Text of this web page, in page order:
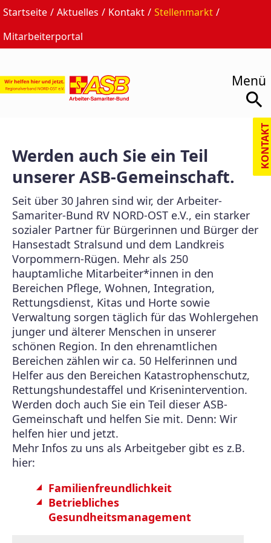
Startseite Aktuelles Kontakt
Stellenmarkt
Mitarbeiterportal
Werden auch Sie ein Teil
unserer ASB-Gemeinschaft.
Seit über 30 Jahren sind wir, der Arbeiter-
Samariter-Bund RV NORD-OST e.V., ein starker
sozialer Partner für Bürgerinnen und Bürger der
Hansestadt Stralsund und dem Landkreis
Vorpommern-Rügen. Mehr als 250
hauptamliche Mitarbeiter*innen in den
Bereichen Pflege, Wohnen, Integration,
Rettungsdienst, Kitas und Horte sowie
Verwaltung sorgen täglich für das Wohlergehen
junger und älterer Menschen in unserer
schönen Region. In den ehrenamtlichen
Bereichen zählen wir ca. 50 Helferinnen und
Helfer aus den Bereichen Katastrophenschutz,
Rettungshundestaffel und Krisenintervention.
Werden doch auch Sie ein Teil dieser ASB-
Gemeinschaft und helfen Sie mit. Denn: Wir
helfen hier und jetzt.
Mehr Infos zu uns als Arbeitgeber gibt es z.B.
hier:
Familienfreundlichkeit
Betriebliches
Gesundheitsmanagement